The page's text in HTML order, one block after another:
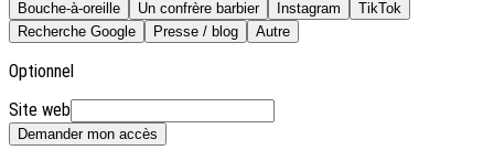
Bouche-à-oreille Un confrère barbier Instagram
TikTok
Recherche Google
Presse / blog Autre
Optionnel
Site web
Demander mon accès